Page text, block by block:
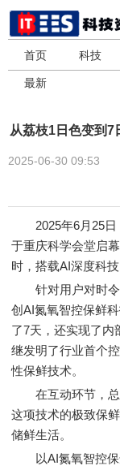
首页 科技
最新
从荔枝1日色变到7
2025-06-30 09:53
2025年6月25日
于重庆科学会堂启
时，搭载AI深度科技
针对用户对时令
创AI氮氧智控保鲜
了7天，还实现了内
继发明了行业首个
性保鲜技术。
在互动环节，总
这项技术的极致保
储鲜生活。
以AI氮氧智控保